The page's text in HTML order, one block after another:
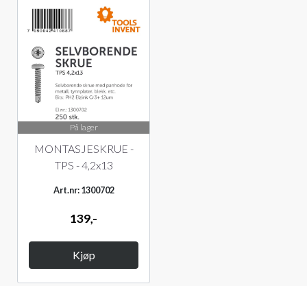
På lager
MONTASJESKRUE -
TPS - 4,2x13
Art.nr: 1300702
139,-
Kjøp